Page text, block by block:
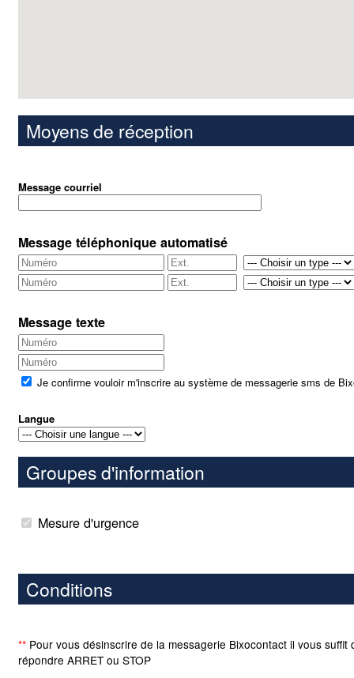
Moyens de réception
Message courriel
Message téléphonique automatisé
Message texte
Je confirme vouloir m'inscrire au système de messagerie sms de
Langue
Groupes d'information
Mesure d'urgence
Conditions
** Pour vous désinscrire de la messagerie Bixocontact il vous suffit
répondre ARRET ou STOP